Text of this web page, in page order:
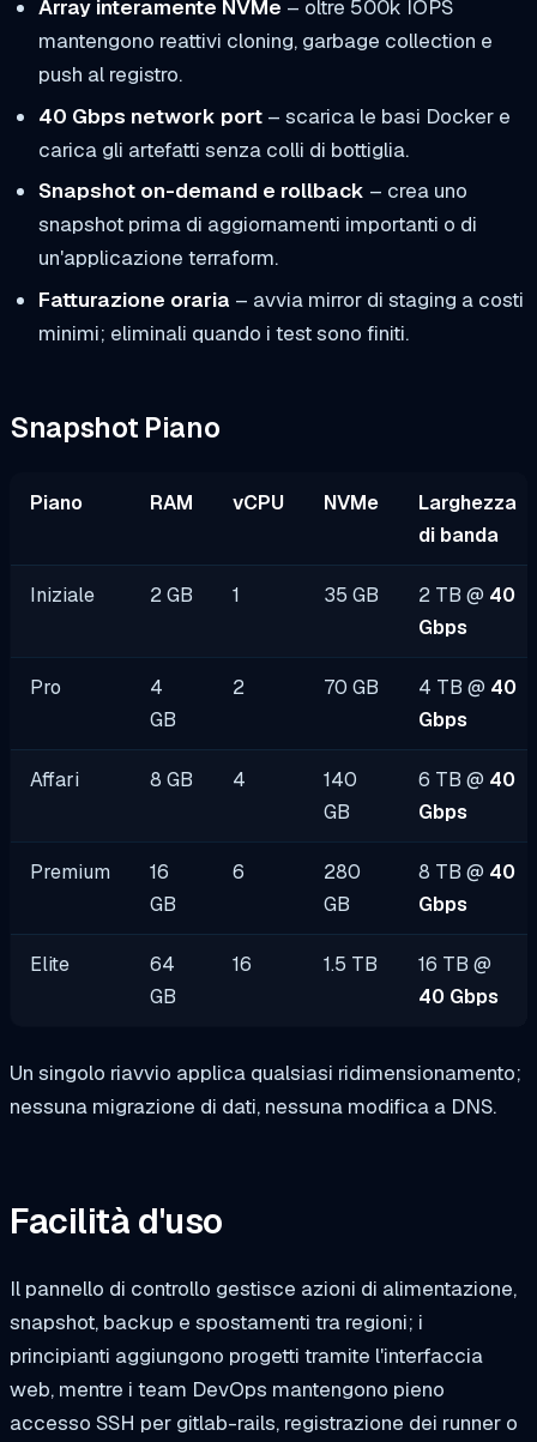
Array interamente NVMe – oltre 500k IOPS
mantengono reattivi cloning, garbage collection e
push al registro.
40 Gbps network port– scarica le basi Docker e
carica gli artefatti senza colli di bottiglia.
Snapshot on-demand e rollback – crea uno
snapshot prima di aggiornamenti importanti o di
un'applicazione terraform.
Fatturazione oraria – avvia mirror di staging a costi
minimi; eliminali quando i test sono finiti.
Snapshot Piano
Piano RAM vCPU NVMe
Larghezza
di banda
Iniziale 2 GB 1 35 GB 2 TB @ 40
Gbps
Pro
4
GB
2 70 GB 4 TB @ 40
Gbps
Affari 8 GB 4
140
GB
6 TB @ 40
Gbps
Premium
16
GB
6
280
GB
8 TB @ 40
Gbps
Elite
64
GB
16 1.5 TB
16 TB @
40 Gbps
Un singolo riavvio applica qualsiasi ridimensionamento;
nessuna migrazione di dati, nessuna modifica a DNS.
Facilità d'uso
Il pannello di controllo gestisce azioni di alimentazione,
snapshot, backup e spostamenti tra regioni; i
principianti aggiungono progetti tramite l'interfaccia
web, mentre i team DevOps mantengono pieno
accesso SSH per gitlab-rails, registrazione dei runner o